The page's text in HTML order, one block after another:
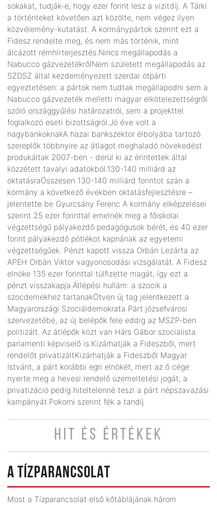
sokakat, tudják-e, hogy ezer forint lesz a vizitdíj. A Tárki
a történteket követően azt közölte, nem végez ilyen
közvélemény-kutatást. A kormánypártok szerint ezt a
Fidesz rendelte meg, és nem más történik, mint
álcázott rémhírterjesztés.Nincs megállapodás a
Nabucco gázvezetékrőlNem született megállapodás az
SZDSZ által kezdeményezett szerdai ötpárti
egyeztetésen: a pártok nem tudtak megállapodni sem a
Nabucco gázvezeték melletti magyar elkötelezettségről
szóló országgyűlési határozatról, sem a projekttel
foglalkozó eseti bizottságról.Jó éve volt a
nagybankoknakA hazai bankszektor élbolyába tartozó
szereplők többnyire az átlagot meghaladó növekedést
produkáltak 2007-ben - derül ki az érintettek által
közzétett tavalyi adatokból.130-140 milliárd az
oktatásraÖsszesen 130-140 milliárd forintot szán a
kormány a következő években oktatásfejlesztésre –
jelentette be Gyurcsány Ferenc A kormány elképzelései
szerint 25 ezer forinttal emelnék meg a főiskolai
végzettségű pályakezdő pedagógusok bérét, és 40 ezer
forint pályakezdő pótlékot kapnának az egyetemi
végzettségűek. Pénzt kapott vissza Orbán Lezárta az
APEH Orbán Viktor vagyonosodási vizsgálatát. A Fidesz
elnöke 135 ezer forinttal túlfizette magát, így ezt a
pénzt visszakapja.Átlépési hullám: a szocik a
szocdemekhez tartanakÖtven új tag jelentkezett a
Magyarországi Szociáldemokrata Párt józsefvárosi
szervezetébe, az új belépők fele eddig az MSZP-ben
politizált. Az átlépők közt van Hárs Gábor szocialista
parlamenti képviselő is.Kizárhatják a Fideszből, mert
rendelőt privatizáltKizárhatják a Fideszből Magyar
Istvánt, a párt korábbi egri elnökét, mert az ő cége
nyerte meg a hevesi rendelő üzemeltetési jogát, a
privatizáció pedig hiteltelenné teszi a párt népszavazási
kampányát.Pokorni szerint fék a tandíj
HIT ÉS ÉRTÉKEK
A TÍZPARANCSOLAT
Most a Tízparancsolat első kőtáblájának három